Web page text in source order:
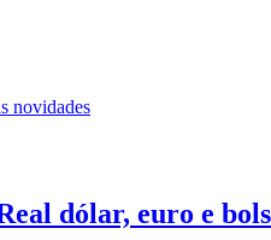
novidades
dólar, euro e